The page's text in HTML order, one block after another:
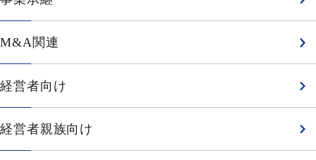
M&A関連
経営者向け
経営者親族向け